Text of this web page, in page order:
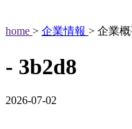
home > 企業情報 > 企業
- 3b2d8
2026-07-02